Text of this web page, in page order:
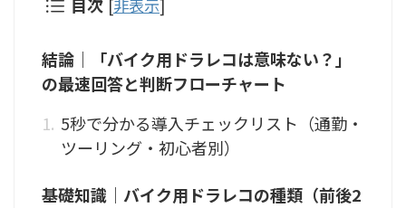
目次 [非表示]
結論｜「バイク用ドラレコは意味ない？」
の最速回答と判断フローチャート
5秒で分かる導入チェックリスト（通勤・
ツーリング・初心者別）
基礎知識｜バイク用ドラレコの種類（前後2